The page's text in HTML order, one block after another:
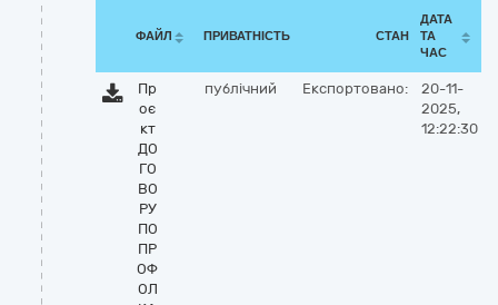
ФАЙЛ ПРИВАТНІСТЬ СТАН
ДАТА
ТА
ЧАС
Пр
оє
кт
ДО
ГО
ВО
РУ
ПО
ПР
ОФ
ОЛ
публічний Експортовано:
20-11-
2025,
12:22:30